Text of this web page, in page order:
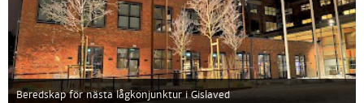
Beredskap för nästa lågkonjunktur i Gislaved